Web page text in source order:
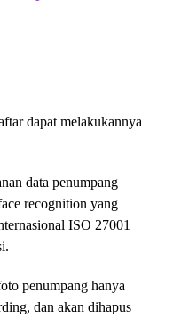
dapat melakukannya
data penumpang
recognition yang
ISO 27001
penumpang hanya
dan akan dihapus